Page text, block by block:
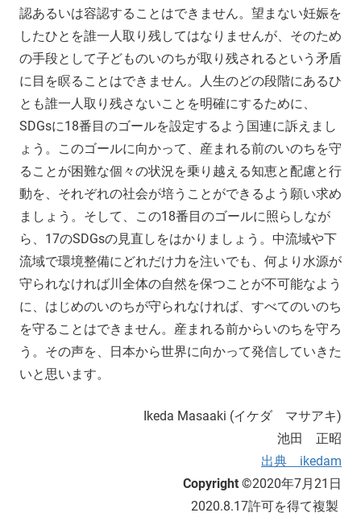
認あるいは容認することはできません。望まない妊娠を
したひとを誰一人取り残してはなりませんが、そのため
の手段として子どものいのちが取り残されるという矛盾
に目を瞑ることはできません。人生のどの段階にあるひ
とも誰一人取り残さないことを明確にするために、
SDGsに18番目のゴールを設定するよう国連に訴えまし
ょう。このゴールに向かって、産まれる前のいのちを守
ることが困難な個々の状況を乗り越える知恵と配慮と行
動を、それぞれの社会が培うことができるよう願い求め
ましょう。そして、この18番目のゴールに照らしなが
ら、17のSDGsの見直しをはかりましょう。中流域や下
流域で環境整備にどれだけ力を注いでも、何より水源が
守られなければ川全体の自然を保つことが不可能なよう
に、はじめのいのちが守られなければ、すべてのいのち
を守ることはできません。産まれる前からいのちを守ろ
う。その声を、日本から世界に向かって発信していきた
いと思います。
Ikeda Masaaki (イケダ マサアキ)
池田 正昭
出典 ikedam
Copyright ©2020年7月21日
2020.8.17許可を得て複製